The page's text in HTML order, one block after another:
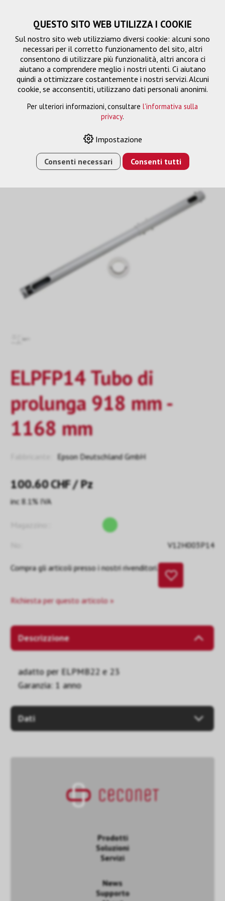
1168 MM
ELPFP14 Tubo di
prolunga 918 mm -
1168 mm
Epson Deutschland GmbH
100.60CHF/ Pz
inc 8.1% IVA
V12H003P14
Compra gli articoli presso i nostri rivenditori.
Richiesta per questo articolo »
Descrizzione
adatto per ELPMB22 e 23
Garanzia: 1 anno
Dati
Prodotti
Soluzioni
Servizi
News
Supporto
QUESTO SITO WEB UTILIZZA I COOKIE
Sul nostro sito web utilizziamo diversi cookie: alcuni sono
necessari per il corretto funzionamento del sito, altri
consentono di utilizzare più funzionalità, altri ancora ci
aiutano a comprendere meglio i nostri utenti. Ci aiutano
quindi a ottimizzare costantemente i nostri servizi. Alcuni
cookie, se acconsentiti, utilizzano dati personali anonimi.
Per ulteriori informazioni, consultare l'informativa sulla
privacy.
Impostazione
Consenti necessari Consenti tutti